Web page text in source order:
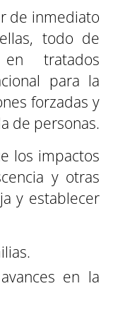
de inmediato
todo de
tratados
para la
forzadas y
de personas.
los impactos
y otras
y establecer
en la